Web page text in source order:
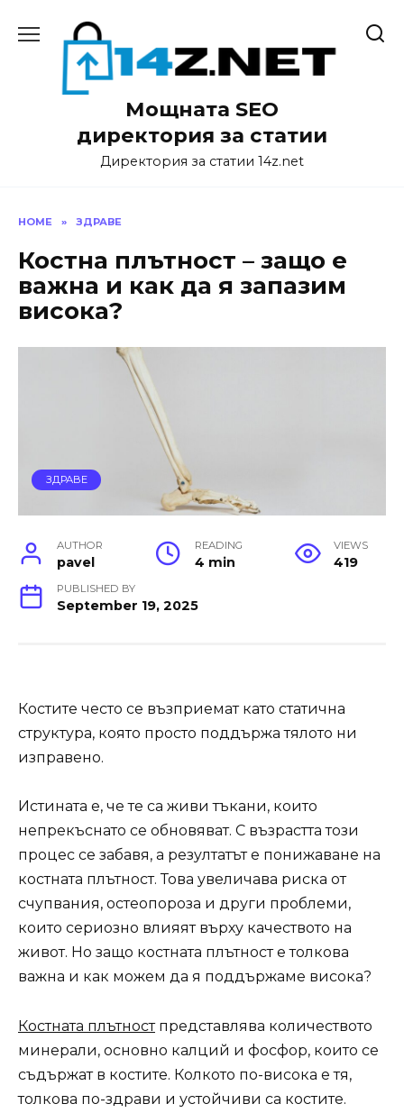
Мощната SEO
директория за статии
Директория за статии 14z.net
HOME » ЗДРАВЕ
Костна плътност – защо е
важна и как да я запазим
висока?
ЗДРАВЕ
AUTHOR
pavel
READING
4 min
VIEWS
419
PUBLISHED BY
September 19, 2025
Костите често се възприемат като статична
структура, която просто поддържа тялото ни
изправено.
Истината е, че те са живи тъкани, които
непрекъснато се обновяват. С възрастта този
процес се забавя, а резултатът е понижаване на
костната плътност. Това увеличава риска от
счупвания, остеопороза и други проблеми,
които сериозно влияят върху качеството на
живот. Но защо костната плътност е толкова
важна и как можем да я поддържаме висока?
Костната плътностпредставлява количеството
минерали, основно калций и фосфор, които се
съдържат в костите. Колкото по-висока е тя,
толкова по-здрави и устойчиви са костите.